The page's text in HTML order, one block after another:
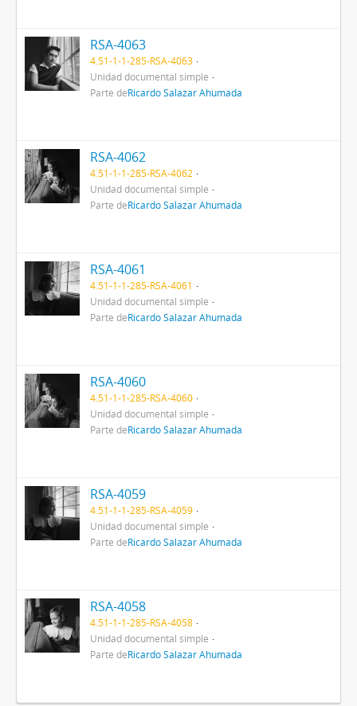
RSA-4063
4.51-1-1-285-RSA-4063
Unidad documental simple
Parte deRicardo Salazar Ahumada
RSA-4062
4.51-1-1-285-RSA-4062
Unidad documental simple
Parte deRicardo Salazar Ahumada
RSA-4061
4.51-1-1-285-RSA-4061
Unidad documental simple
Parte deRicardo Salazar Ahumada
RSA-4060
4.51-1-1-285-RSA-4060
Unidad documental simple
Parte deRicardo Salazar Ahumada
RSA-4059
4.51-1-1-285-RSA-4059
Unidad documental simple
Parte deRicardo Salazar Ahumada
RSA-4058
4.51-1-1-285-RSA-4058
Unidad documental simple
Parte deRicardo Salazar Ahumada